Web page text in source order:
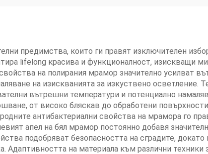
предимства, които ги правят изключителен
lifelong красива и функционалност, изискващи
на полирания мрамор значително усилват
на изискванията за изкуствено осветление.
вътрешни температури и потенциално
от високо бляскав до обработени
антибактериални свойства на мрамора го
апел на бял мрамор постоянно добавя
подобряват безопасността на сградите, докато
Адаптивността на материала към различни